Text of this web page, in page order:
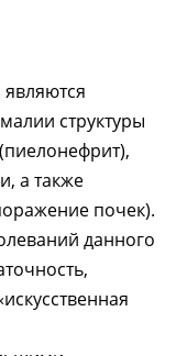
структуры
а также
почек).
данного